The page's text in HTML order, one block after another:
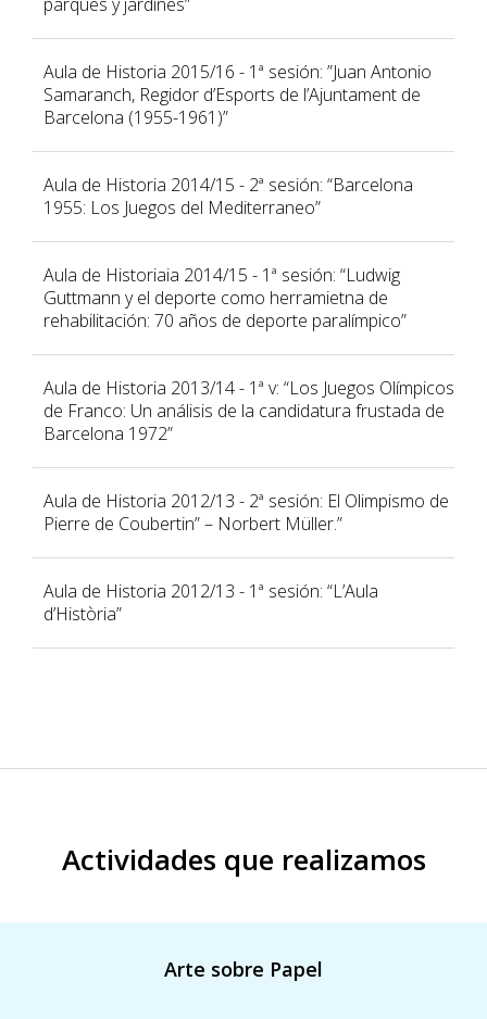
Aula de Historia 2015/16 - 1ª sesión: ”Juan Antonio
Samaranch, Regidor d’Esports de l’Ajuntament de
Barcelona (1955-1961)”
Aula de Historia 2014/15 - 2ª sesión: “Barcelona
1955: Los Juegos del Mediterraneo”
Aula de Historiaia 2014/15 - 1ª sesión: “Ludwig
Guttmann y el deporte como herramietna de
rehabilitación: 70 años de deporte paralímpico”
Aula de Historia 2013/14 - 1ª v: “Los Juegos Olímpicos
de Franco: Un análisis de la candidatura frustada de
Barcelona 1972”
Aula de Historia 2012/13 - 2ª sesión: El Olimpismo de
Pierre de Coubertin” – Norbert Müller.”
Aula de Historia 2012/13 - 1ª sesión: “L’Aula
d’Història”
Actividades que realizamos
Arte sobre Papel